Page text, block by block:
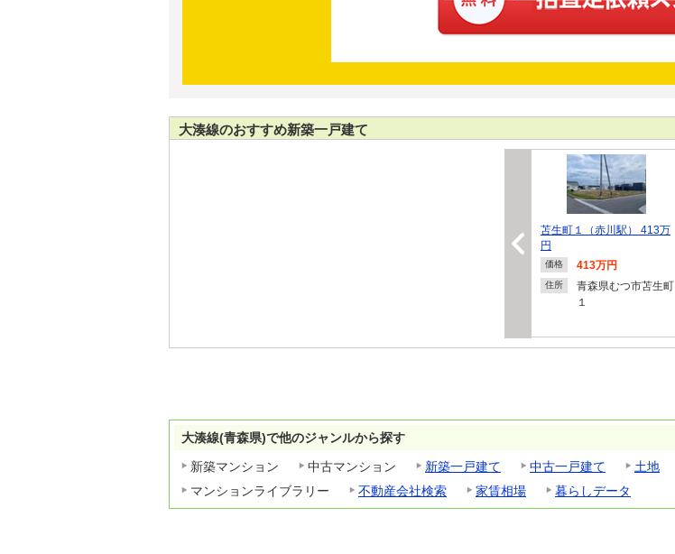
大湊線のおすすめ新築一戸建て
苫生町１（赤川駅） 413万
円
価格 413万円
住所
青森県むつ市苫生町
１
大湊線(青森県)で他のジャンルから探す
新築マンション
中古マンション 新築一戸建て 中古一戸建て 土地
マンションライブラリー
不動産会社検索 家賃相場 暮らしデータ